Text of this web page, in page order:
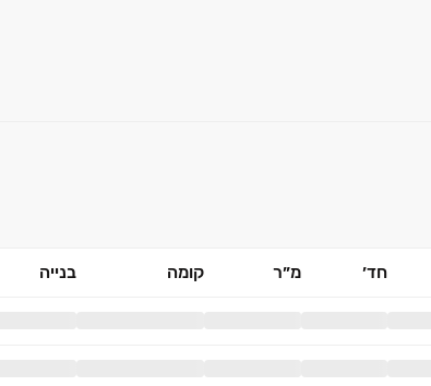
חד׳ מ״ר קומה בנייה